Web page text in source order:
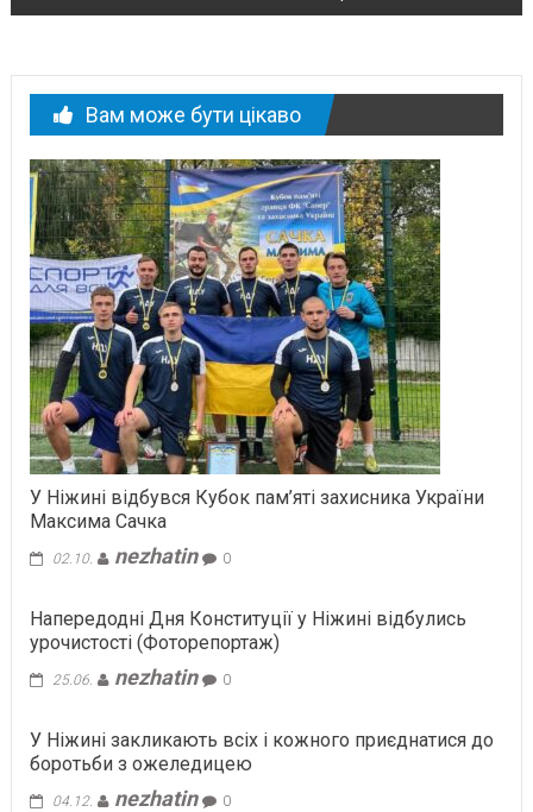
Вам може бути цікаво
У Ніжині відбувся Кубок пам’яті захисника України
Максима Сачка
02.10. nezhatin 0
Напередодні Дня Конституції у Ніжині відбулись
урочистості (Фоторепортаж)
25.06. nezhatin 0
У Ніжині закликають всіх і кожного приєднатися до
боротьби з ожеледицею
04.12. nezhatin 0